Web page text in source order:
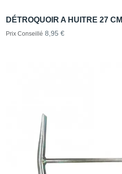
DÉTROQUOIR A HUITRE 27 CM
Prix Conseillé 8,95 €